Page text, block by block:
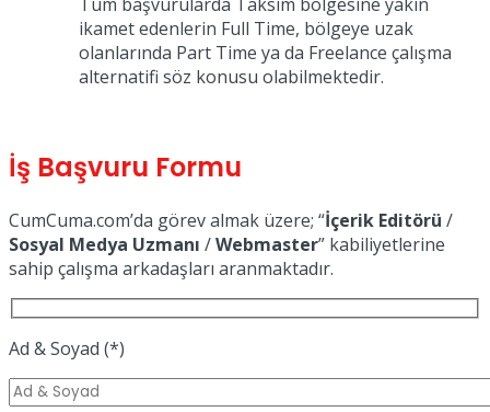
ikamet edenlerin Full Time, bölgeye uzak
olanlarında Part Time ya da Freelance çalışma
alternatifi söz konusu olabilmektedir.
İş Başvuru Formu
CumCuma.com’da görev almak üzere; “İçerik Editörü /
Sosyal Medya Uzmanı /Webmaster” kabiliyetlerine
sahip çalışma arkadaşları aranmaktadır.
Ad & Soyad (*)